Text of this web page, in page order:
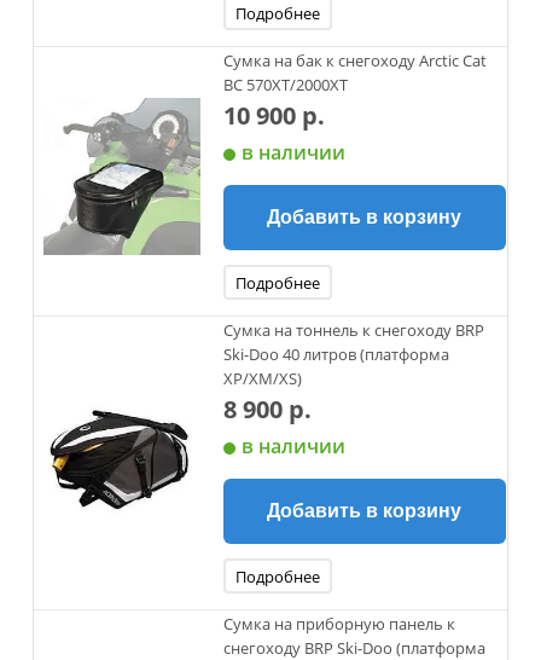
Подробнее
Сумка на бак к снегоходу Arctic Cat
BC 570XT/2000XT
10 900 р.
в наличии
Добавить в корзину
Подробнее
Сумка на тоннель к снегоходу BRP
Ski-Doo 40 литров (платформа
XP/XM/XS)
8 900 р.
в наличии
Добавить в корзину
Подробнее
Сумка на приборную панель к
снегоходу BRP Ski-Doo (платформа